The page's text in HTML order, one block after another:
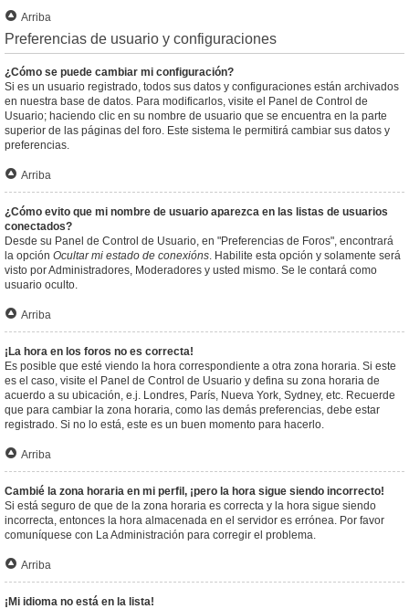
Arriba
Preferencias de usuario y configuraciones
¿Cómo se puede cambiar mi configuración?
Si es un usuario registrado, todos sus datos y configuraciones están archivados
en nuestra base de datos. Para modificarlos, visite el Panel de Control de
Usuario; haciendo clic en su nombre de usuario que se encuentra en la parte
superior de las páginas del foro. Este sistema le permitirá cambiar sus datos y
preferencias.
Arriba
¿Cómo evito que mi nombre de usuario aparezca en las listas de usuarios
conectados?
Desde su Panel de Control de Usuario, en "Preferencias de Foros", encontrará
la opción Ocultar mi estado de conexións. Habilite esta opción y solamente será
visto por Administradores, Moderadores y usted mismo. Se le contará como
usuario oculto.
Arriba
¡La hora en los foros no es correcta!
Es posible que esté viendo la hora correspondiente a otra zona horaria. Si este
es el caso, visite el Panel de Control de Usuario y defina su zona horaria de
acuerdo a su ubicación, e.j. Londres, París, Nueva York, Sydney, etc. Recuerde
que para cambiar la zona horaria, como las demás preferencias, debe estar
registrado. Si no lo está, este es un buen momento para hacerlo.
Arriba
Cambié la zona horaria en mi perfil, ¡pero la hora sigue siendo incorrecto!
Si está seguro de que de la zona horaria es correcta y la hora sigue siendo
incorrecta, entonces la hora almacenada en el servidor es errónea. Por favor
comuníquese con La Administración para corregir el problema.
Arriba
¡Mi idioma no está en la lista!